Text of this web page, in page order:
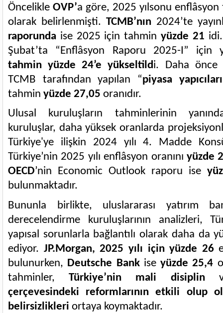
Öncelikle OVP’a göre, 2025 yılsonu
olarak belirlenmişti. TCMB’nın 2024’te
raporunda ise 2025 için tahmin yüzde 21
Şubat’ta “Enflâsyon Raporu 2025-I” için
tahmin yüzde 24’e yükseltildi. Daha önce
TCMB tarafından yapılan “piyasa
tahmin yüzde 27,05 oranıdır.
Ulusal kuruluşların tahminlerinin
kuruluşlar, daha yüksek oranlarda
Türkiye'ye ilişkin 2024 yılı 4. Madde
Türkiye’nin 2025 yılı enflâsyon oranını yüzde
OECD’nin Economic Outlook raporu ise
bulunmaktadır.
Bununla birlikte, uluslararası yatırım
derecelendirme kuruluşlarının analizleri,
yapısal sorunlarla bağlantılı olarak daha da
ediyor. JP.Morgan, 2025 yılı için yüzde 26
bulunurken, Deutsche Bankise yüzde 25,4
tahminler,Türkiye’nin mali disiplin
çerçevesindeki reformlarının etkili olup
belirsizlikleri ortaya koymaktadır.